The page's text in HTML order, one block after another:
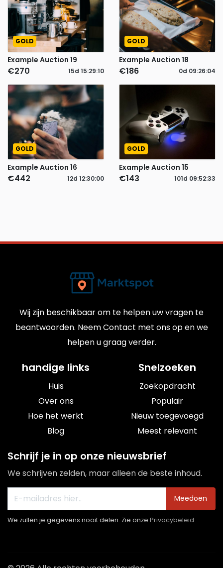
GOLD
Example Auction 19
€270 15d 15:29:09
GOLD
Example Auction 18
€186 0d 09:26:03
GOLD
Example Auction 16
€442 12d12:29:59
GOLD
Example Auction 15
€143 101d 09:52:32
Wij zijn beschikbaar om te helpen uw vragen te
beantwoorden. Neem Contact met ons op en we
helpen u graag verder.
handige links
Huis
Over ons
Hoe het werkt
Blog
Snelzoeken
Zoekopdracht
Populair
Nieuw toegevoegd
Meest relevant
Schrijf je in op onze nieuwsbrief
We schrijven zelden, maar alleen de beste inhoud.
Meedoen
We zullen je gegevens nooit delen. Zie onze Privacybeleid